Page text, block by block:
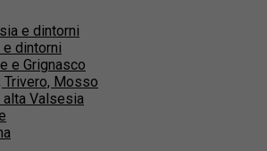
e dintorni
e dintorni
e Grignasco
Trivero, Mosso
alta Valsesia